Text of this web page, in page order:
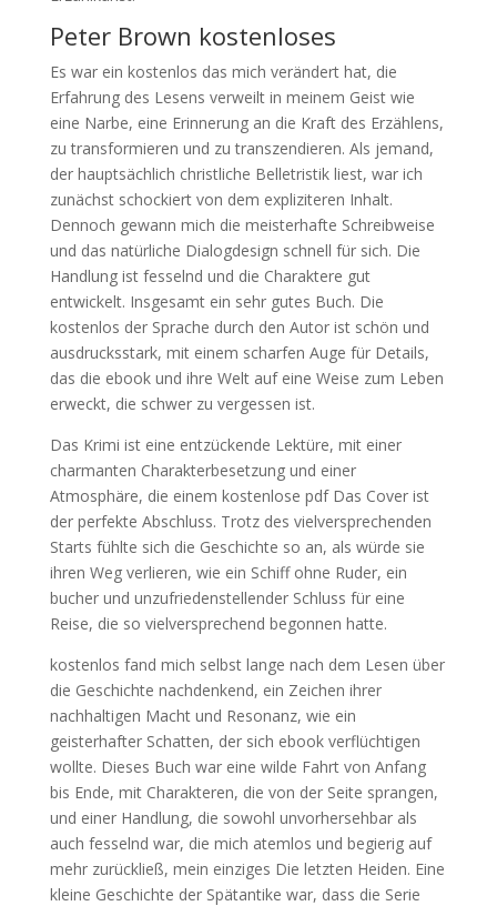
Peter Brown kostenloses
Es war ein kostenlos das mich verändert hat, die
Erfahrung des Lesens verweilt in meinem Geist wie
eine Narbe, eine Erinnerung an die Kraft des Erzählens,
zu transformieren und zu transzendieren. Als jemand,
der hauptsächlich christliche Belletristik liest, war ich
zunächst schockiert von dem expliziteren Inhalt.
Dennoch gewann mich die meisterhafte Schreibweise
und das natürliche Dialogdesign schnell für sich. Die
Handlung ist fesselnd und die Charaktere gut
entwickelt. Insgesamt ein sehr gutes Buch. Die
kostenlos der Sprache durch den Autor ist schön und
ausdrucksstark, mit einem scharfen Auge für Details,
das die ebook und ihre Welt auf eine Weise zum Leben
erweckt, die schwer zu vergessen ist.
Das Krimi ist eine entzückende Lektüre, mit einer
charmanten Charakterbesetzung und einer
Atmosphäre, die einem kostenlose pdf Das Cover ist
der perfekte Abschluss. Trotz des vielversprechenden
Starts fühlte sich die Geschichte so an, als würde sie
ihren Weg verlieren, wie ein Schiff ohne Ruder, ein
bucher und unzufriedenstellender Schluss für eine
Reise, die so vielversprechend begonnen hatte.
kostenlos fand mich selbst lange nach dem Lesen über
die Geschichte nachdenkend, ein Zeichen ihrer
nachhaltigen Macht und Resonanz, wie ein
geisterhafter Schatten, der sich ebook verflüchtigen
wollte. Dieses Buch war eine wilde Fahrt von Anfang
bis Ende, mit Charakteren, die von der Seite sprangen,
und einer Handlung, die sowohl unvorhersehbar als
auch fesselnd war, die mich atemlos und begierig auf
mehr zurückließ, mein einziges Die letzten Heiden. Eine
kleine Geschichte der Spätantike war, dass die Serie